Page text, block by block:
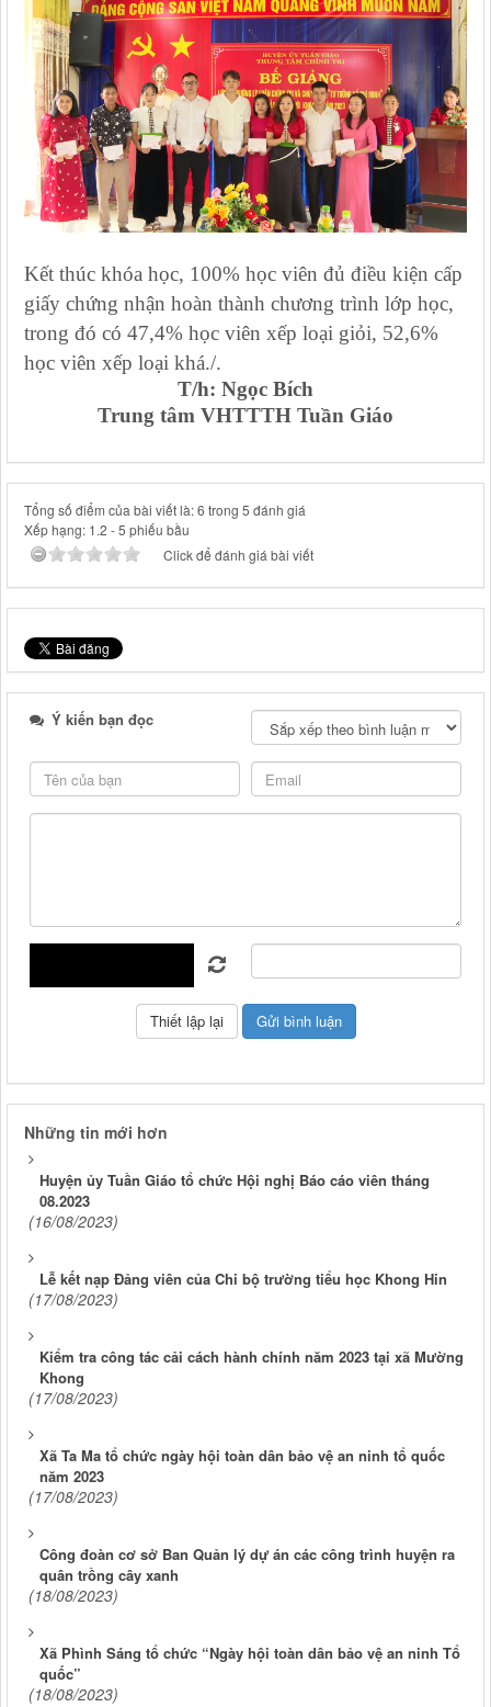
Kết thúc khóa học, 100% học viên đủ điều kiện cấp
giấy chứng nhận hoàn thành chương trình lớp học,
trong đó có 47,4% học viên xếp loại giỏi, 52,6%
học viên xếp loại khá./.
T/h: Ngọc Bích
Trung tâm VHTTTH Tuần Giáo
Tổng số điểm của bài viết là: 6 trong 5 đánh giá
Xếp hạng: 1.2 -5 phiếu bầu
Click để đánh giá bài viết
Ý kiến bạn đọc
Những tin mới hơn
Huyện ủy Tuần Giáo tổ chức Hội nghị Báo cáo viên tháng
08.2023
(16/08/2023)
Lễ kết nạp Đảng viên của Chi bộ trường tiểu học Khong Hin
(17/08/2023)
Kiểm tra công tác cải cách hành chính năm 2023 tại xã Mường
Khong
(17/08/2023)
Xã Ta Ma tổ chức ngày hội toàn dân bảo vệ an ninh tổ quốc
năm 2023
(17/08/2023)
Công đoàn cơ sở Ban Quản lý dự án các công trình huyện ra
quân trồng cây xanh
(18/08/2023)
Xã Phình Sáng tổ chức “Ngày hội toàn dân bảo vệ an ninh Tổ
quốc”
(18/08/2023)